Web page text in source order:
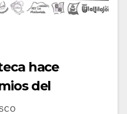
hace
del
navideñas de